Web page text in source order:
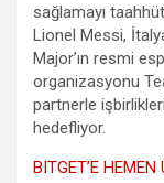
sağlamayı
Lionel Messi,
Major’ın resmi
organizasyonu
partnerle işbirlikleri
hedefliyor.
BITGET’E